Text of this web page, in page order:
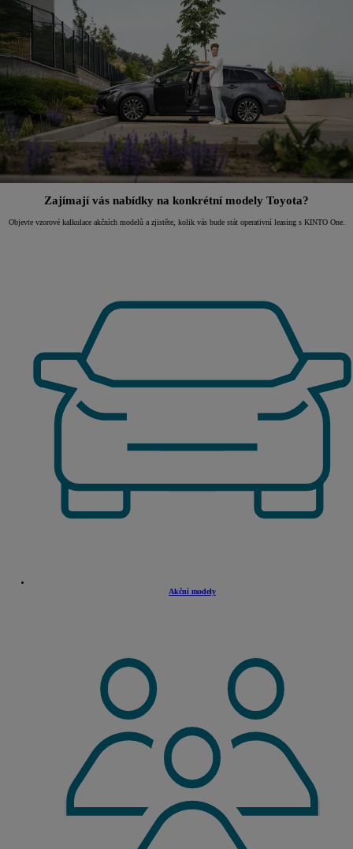
Zajímají vás nabídky na konkrétní modely Toyota?
Objevte vzorové kalkulace akčních modelů a zjistěte, kolik vás bude stát operativní leasing s KINTO One.
Akční modely